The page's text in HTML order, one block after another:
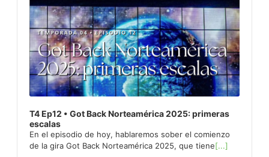
T4 Ep12 • Got Back Norteamérica 2025: primeras
escalas
En el episodio de hoy, hablaremos sober el comienzo
de la gira Got Back Norteamérica 2025, que tiene[...]